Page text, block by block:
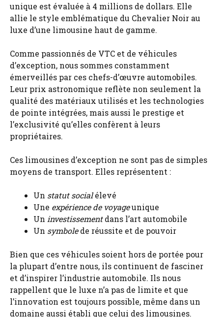
unique est évaluée à 4 millions de dollars. Elle
allie le style emblématique du Chevalier Noir au
luxe d’une limousine haut de gamme.
Comme passionnés de VTC et de véhicules
d’exception, nous sommes constamment
émerveillés par ces chefs-d’œuvre automobiles.
Leur prix astronomique reflète non seulement la
qualité des matériaux utilisés et les technologies
de pointe intégrées, mais aussi le prestige et
l’exclusivité qu’elles confèrent à leurs
propriétaires.
Ces limousines d’exception ne sont pas de simples
moyens de transport. Elles représentent :
Un statut socialélevé
Une expérience de voyageunique
Un investissementdans l’art automobile
Un symbolede réussite et de pouvoir
Bien que ces véhicules soient hors de portée pour
la plupart d’entre nous, ils continuent de fasciner
et d’inspirer l’industrie automobile. Ils nous
rappellent que le luxe n’a pas de limite et que
l’innovation est toujours possible, même dans un
domaine aussi établi que celui des limousines.